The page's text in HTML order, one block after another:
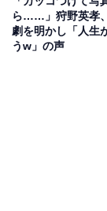
ら……」狩野英孝
劇を明かし「人生
うw」の声